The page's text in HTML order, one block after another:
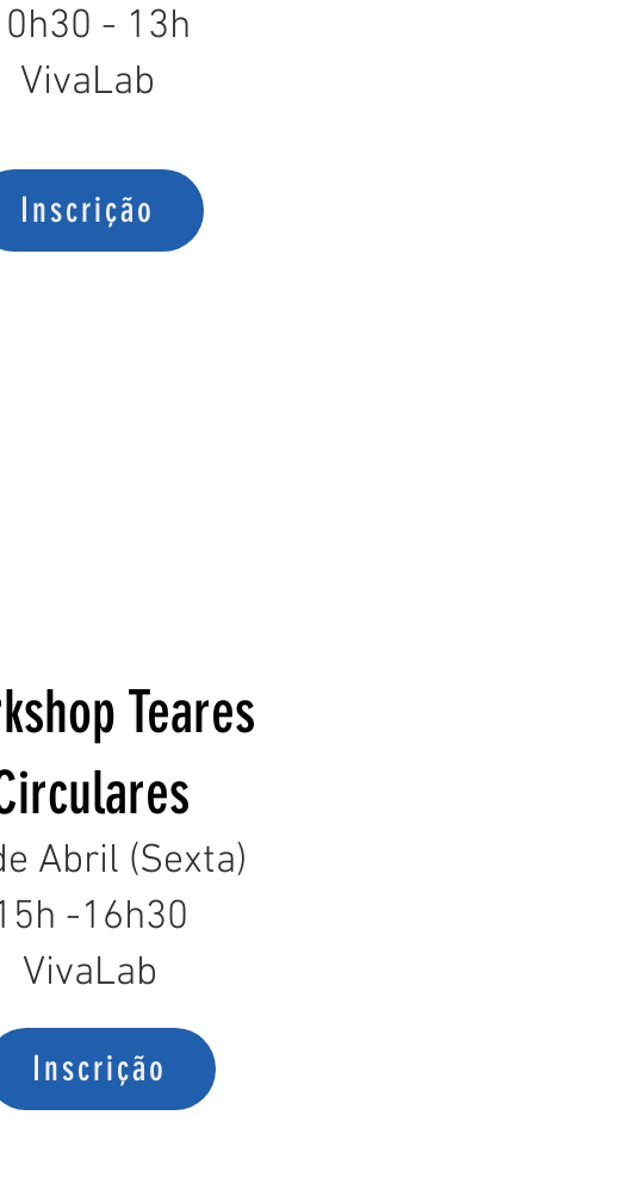
- 13h
VivaLab
Inscrição
Teares
Abril (Sexta)
-16h30
VivaLab
Inscrição